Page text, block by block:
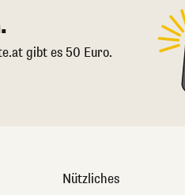
gibt es 50 Euro.
Nützliches